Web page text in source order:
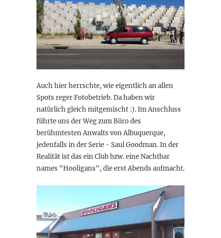
Auch hier herrschte, wie eigentlich an allen
Spots reger Fotobetrieb. Da haben wir
natürlich gleich mitgemischt :). Im Anschluss
führte uns der Weg zum Büro des
berühmtesten Anwalts von Albuquerque,
jedenfalls in der Serie - Saul Goodman. In der
Realität ist das ein Club bzw. eine Nachtbar
names "Hooligans", die erst Abends aufmacht.